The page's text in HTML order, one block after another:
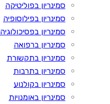
סמינריון בפוליטיקה
סמינריון בפילוסופיה
סמינריון בפסיכולוגיה
סמינריון ברפואה
סמינריון בתקשורת
סמינריון בתרבות
סמינריון בקולנוע
סמינריון באומנויות